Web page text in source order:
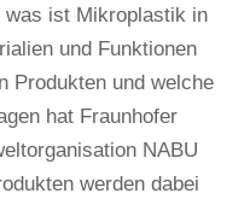
ist Mikroplastik in
und Funktionen
Produkten und welche
hat Fraunhofer
NABU
werden dabei